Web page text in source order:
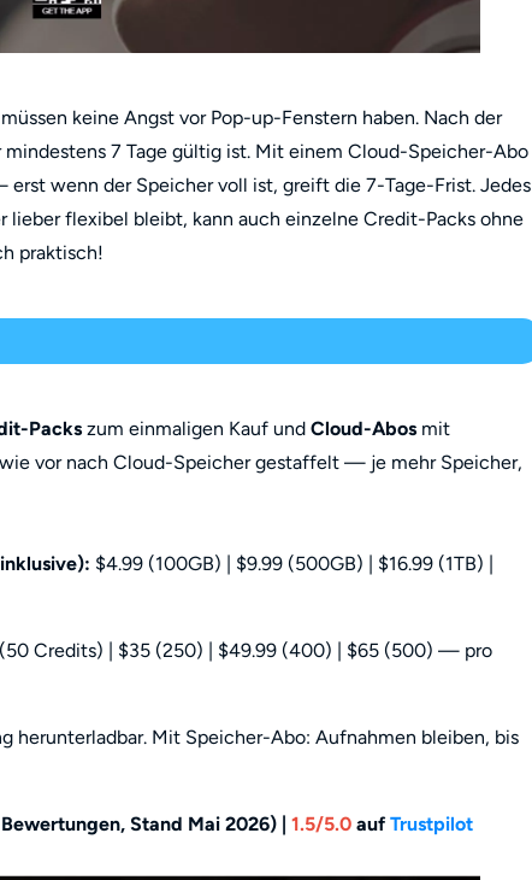
keine Angst vor Pop-up-Fenstern haben. Nach der
7 Tage gültig ist. Mit einem Cloud-Speicher-Abo
wenn der Speicher voll ist, greift die 7-Tage-Frist. Jedes
flexibel bleibt, kann auch einzelne Credit-Packs ohne
praktisch!
Packs zum einmaligen Kauf und Cloud-Abos mit
vor nach Cloud-Speicher gestaffelt — je mehr Speicher,
$4.99 (100GB) | $9.99 (500GB) | $16.99 (1TB) |
Credits) | $35 (250) | $49.99 (400) | $65 (500) — pro
herunterladbar. Mit Speicher-Abo: Aufnahmen bleiben, bis
Stand Mai 2026) | 1.5/5.0 aufTrustpilot